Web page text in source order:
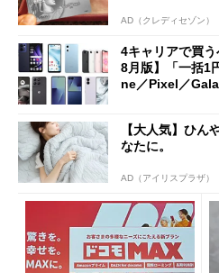
AD（クレディセゾン）
4キャリアで買
8月版】「一括1
ne／Pixel／
【大人気】ひん
なたに。
AD（アイリスプラザ）